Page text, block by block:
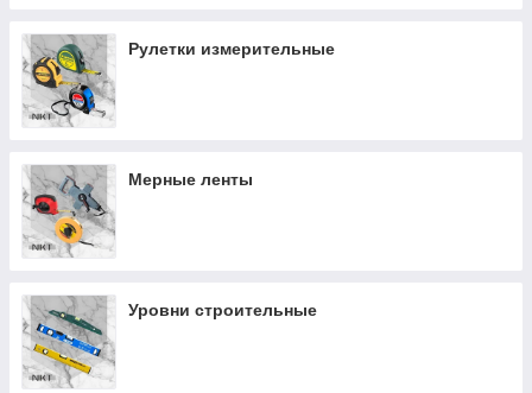
Рулетки измерительные
Мерные ленты
Уровни строительные